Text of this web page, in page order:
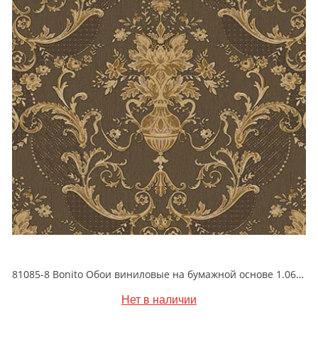
81085-8 Bonito Обои виниловые на бумажной основе 1.06*15.5
Нет в наличии